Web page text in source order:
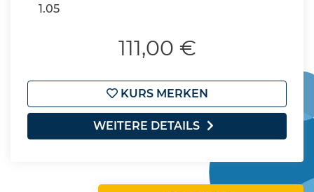
1.05
111,00 €
KURS MERKEN
WEITERE DETAILS